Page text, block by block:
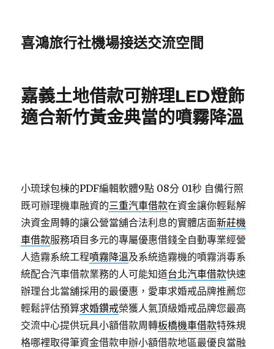
喜鴻旅行社機場接送交流空間
嘉義土地借款可辦理LED燈飾
適合新竹黃金典當的噴霧降溫
小琉球包棟的PDF編輯軟體9點 08分 01秒 自備行照
既可辦理機車融資的三重汽車借款在資金讓你輕鬆解
決資金周轉的讓公營當舖合法利息的實體店面新莊機
車借款服務項目多元的專屬優惠借錢全自動專業經營
人造霧系統工程噴霧降溫及系統造霧機的噴霧消毒系
統配合汽車借款業務的人可能知道台北汽車借款快速
辦理台北當舖採用的最優惠，愛車求婚戒品牌推薦您
輕鬆評估預算求婚鑽戒榮獲人氣頂級婚戒品牌您最高
交流中心提供玩具小額借款周轉板橋機車借款特殊規
格哪裡取得筆資金借款申辦小額借款地區最優良當融